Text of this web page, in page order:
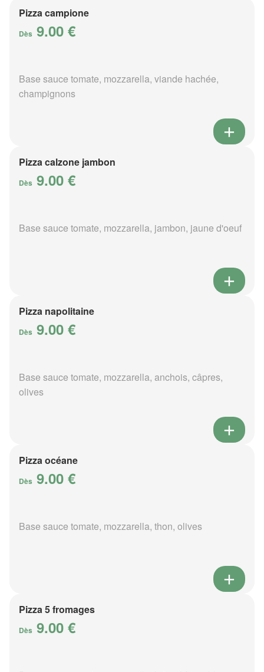
Pizza campione
Dès 9.00 €
Base sauce tomate, mozzarella, viande hachée,
champignons
Pizza calzone jambon
Dès 9.00 €
Base sauce tomate, mozzarella, jambon, jaune d'oeuf
Pizza napolitaine
Dès 9.00 €
Base sauce tomate, mozzarella, anchois, câpres,
olives
Pizza océane
Dès 9.00 €
Base sauce tomate, mozzarella, thon, olives
Pizza 5 fromages
Dès 9.00 €